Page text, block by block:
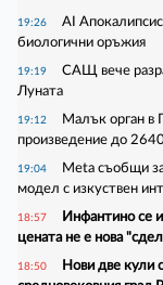
19:26
AI
биологични оръжия
19:19
САЩ вече
Луната
19:12
Малък орган в
произведение до
19:04
Meta съобщи
модел с изкуствен
18:57
Инфантино се
цената не е нова
18:50
Нови две кули